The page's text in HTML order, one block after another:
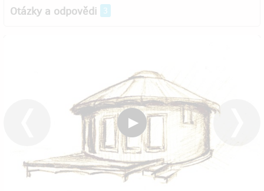
Otázky a odpovědi 3